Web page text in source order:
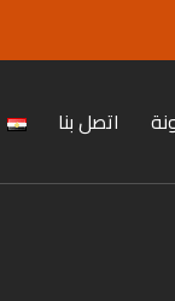
اتصل بنا